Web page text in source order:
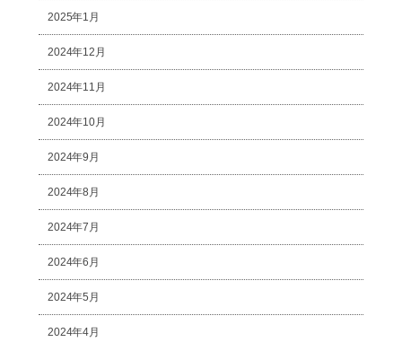
2025年1月
2024年12月
2024年11月
2024年10月
2024年9月
2024年8月
2024年7月
2024年6月
2024年5月
2024年4月